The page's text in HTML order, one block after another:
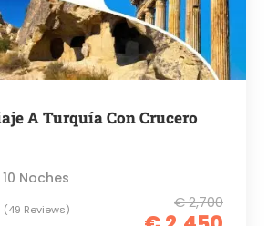
A Turquía Con Crucero
€ 2,700
10 Noches
(49 Reviews)